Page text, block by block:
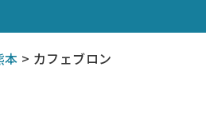
本 > カフェブロン